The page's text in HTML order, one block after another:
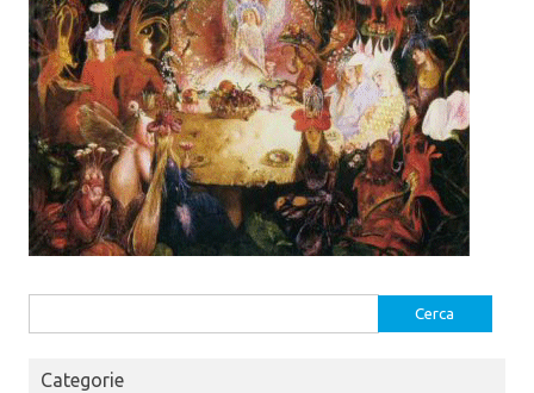
per:
Categorie